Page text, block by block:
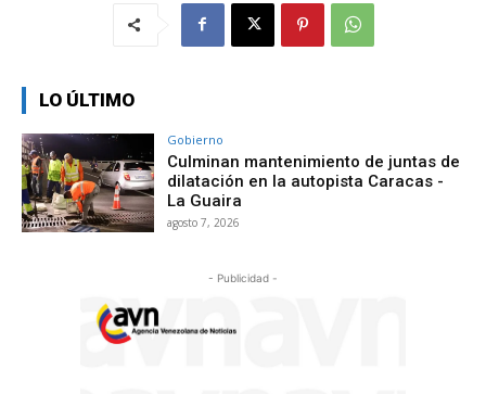
LO ÚLTIMO
Gobierno
Culminan mantenimiento de juntas de
dilatación en la autopista Caracas -
La Guaira
agosto 7, 2026
- Publicidad -